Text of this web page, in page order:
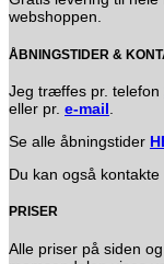
webshoppen.
ÅBNINGSTIDER &
Jeg træffes pr. telefon
eller pr. e-mail
Se alle åbningstider
Du kan også kontakte
PRISER
Alle priser på siden